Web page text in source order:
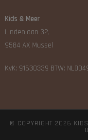
Kids & Meer
Lindenlaan 32,
9584 AX Mussel
KvK: 91630339 BTW:
© COPYRIGHT 2026